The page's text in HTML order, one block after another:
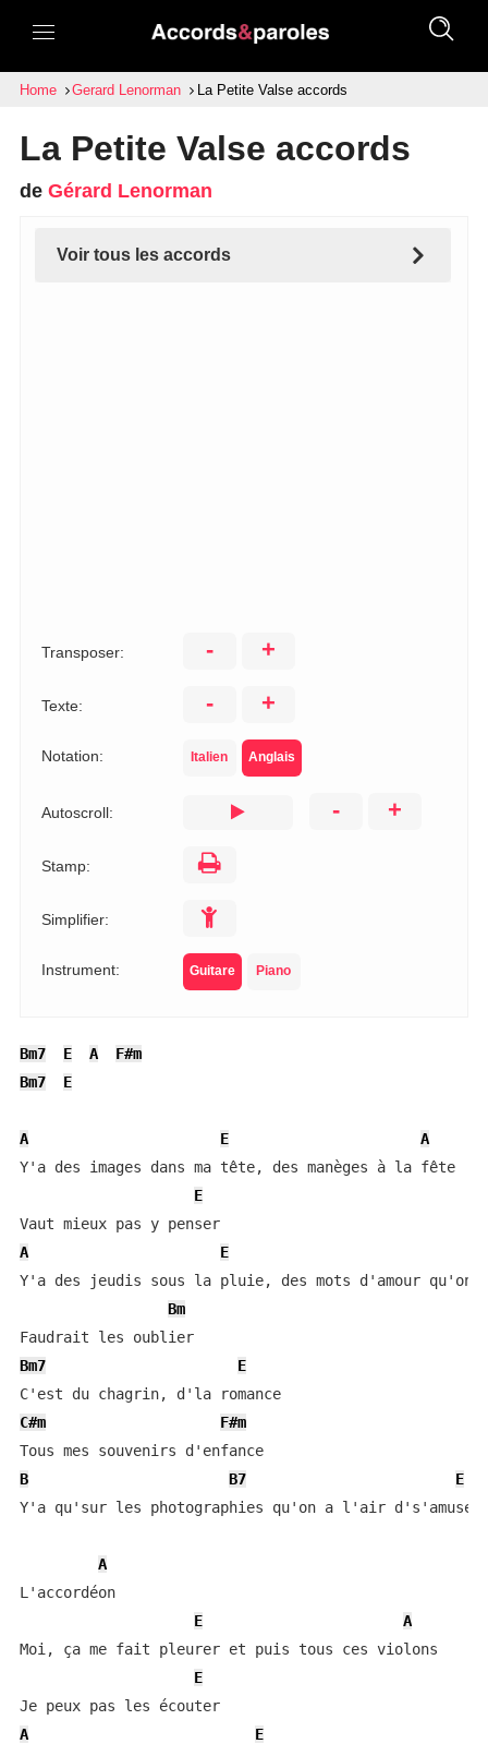
Home Gerard Lenorman La Petite Valse accords
La Petite Valse accords
de Gérard Lenorman
Voir tous les accords
Transposer: - +
Texte: - +
Notation: Italien Anglais
Autoscroll: - +
Stamp:
Simplifier:
Instrument: Guitare Piano
Bm7 E A
F#m
Bm7
E
A E
A
Y'a des images dans ma tête, des manèges à la fête
E
Vaut mieux pas y penser
A
E
Y'a des jeudis sous la pluie, des mots d'amour qu'on
Bm
Faudrait les oublier
Bm7
E
C'est du chagrin, d'la romance
C#m
F#m
Tous mes souvenirs d'enfance
B
B7
E
Y'a qu'sur les photographies qu'on a l'air d's'amuser
A
L'accordéon
E
A
Moi, ça me fait pleurer et puis tous ces violons
E
Je peux pas les écouter
A
E